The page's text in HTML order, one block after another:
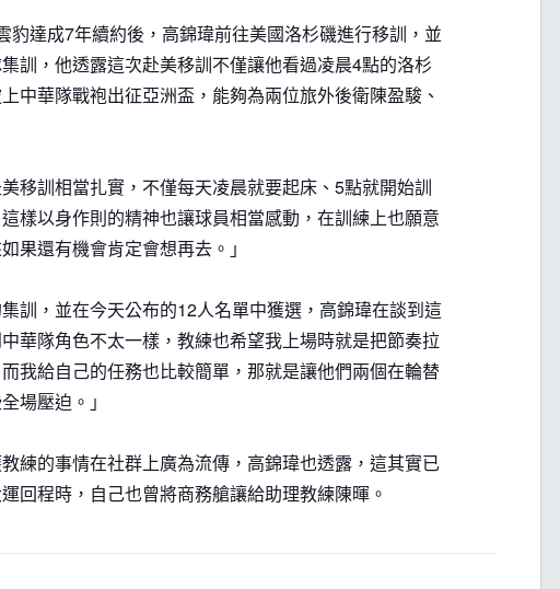
達成7年續約後，高錦瑋前往美國洛杉磯進行移訓，並
訓，他透露這次赴美移訓不僅讓他看過凌晨4點的洛杉
中華隊戰袍出征亞洲盃，能夠為兩位旅外後衛陳盈駿、
移訓相當扎實，不僅每天凌晨就要起床、5點就開始訓
樣以身作則的精神也讓球員相當感動，在訓練上也願意
果還有機會肯定會想再去。」
訓，並在今天公布的12人名單中獲選，高錦瑋在談到這
華隊角色不太一樣，教練也希望我上場時就是把節奏拉
我給自己的任務也比較簡單，那就是讓他們兩個在輪替
場壓迫。」
練的事情在社群上廣為流傳，高錦瑋也透露，這其實已
回程時，自己也曾將商務艙讓給助理教練陳暉。